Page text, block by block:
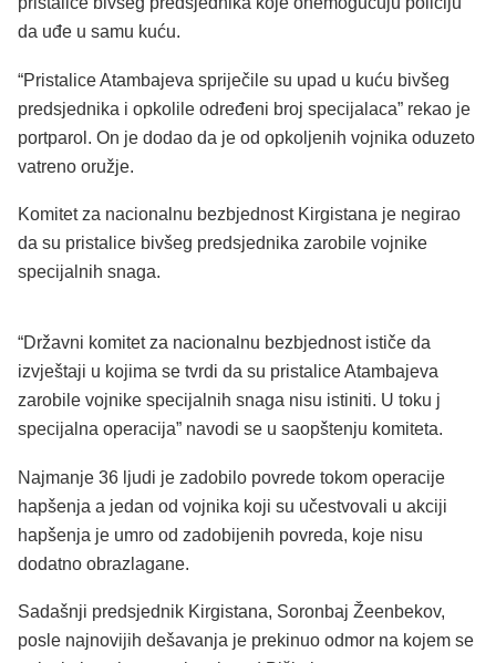
da uđe u samu kuću.
“Pristalice Atambajeva spriječile su upad u kuću bivšeg
predsjednika i opkolile određeni broj specijalaca” rekao je
portparol. On je dodao da je od opkoljenih vojnika oduzeto
vatreno oružje.
Komitet za nacionalnu bezbjednost Kirgistana je negirao
da su pristalice bivšeg predsjednika zarobile vojnike
specijalnih snaga.
“Državni komitet za nacionalnu bezbjednost ističe da
izvještaji u kojima se tvrdi da su pristalice Atambajeva
zarobile vojnike specijalnih snaga nisu istiniti. U toku j
specijalna operacija” navodi se u saopštenju komiteta.
Najmanje 36 ljudi je zadobilo povrede tokom operacije
hapšenja a jedan od vojnika koji su učestvovali u akciji
hapšenja je umro od zadobijenih povreda, koje nisu
dodatno obrazlagane.
Sadašnji predsjednik Kirgistana, Soronbaj Žeenbekov,
posle najnovijih dešavanja je prekinuo odmor na kojem se